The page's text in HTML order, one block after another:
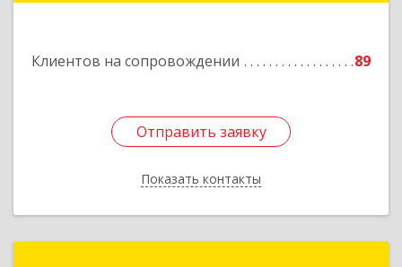
Клиентов на сопровождении 89
Отправить заявку
Показать контакты
Подробнее
Отправить заявку
Назад